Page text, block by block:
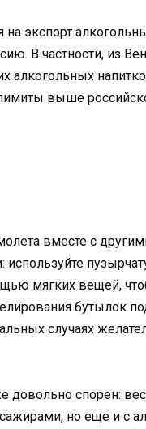
экспорт
В частности, из
алкогольных
выше
вместе с
мягких вещей,
бутылок
случаях
​​довольно спорен:
но еще и с